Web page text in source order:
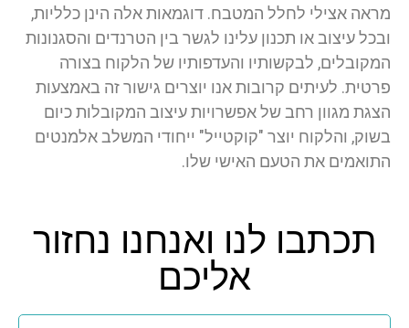
מראה אצילי לחלל המטבח. דוגמאות אלה הינן כלליות,
ובכל עיצוב או תכנון עלינו לגשר בין הטרנדים והסגנונות
המקובלים, לבקשותיו והעדפותיו של הלקוח בצורה
פרטית. לעיתים קרובות אנו יוצרים גישור זה באמצעות
הצגת מגוון רחב של אפשרויות עיצוב המקובלות כיום
בשוק, והלקוח יוצר "קוקטייל" ייחודי המשלב אלמנטים
התואמים את הטעם האישי שלו.
תכתבו לנו ואנחנו נחזור
אליכם